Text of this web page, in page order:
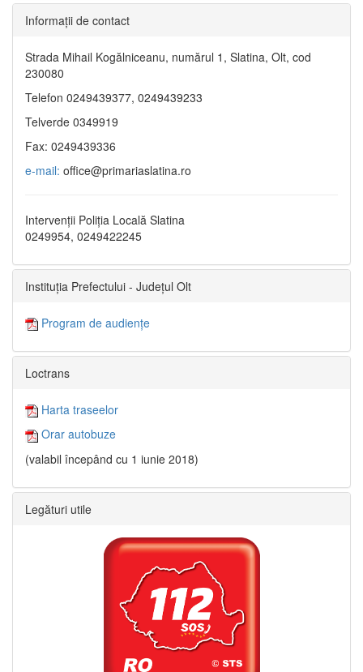
Informaţii de contact
Strada Mihail Kogălniceanu, numărul 1, Slatina, Olt, cod
230080
Telefon 0249439377, 0249439233
Telverde 0349919
Fax: 0249439336
e-mail: office@primariaslatina.ro
Intervenții Poliția Locală Slatina
0249954, 0249422245
Instituția Prefectului - Județul Olt
Program de audiențe
Loctrans
Harta traseelor
Orar autobuze
(valabil începând cu 1 iunie 2018)
Legături utile